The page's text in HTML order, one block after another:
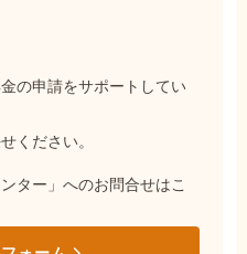
の申請をサポートしてい
ください。
ター」へのお問合せはこ